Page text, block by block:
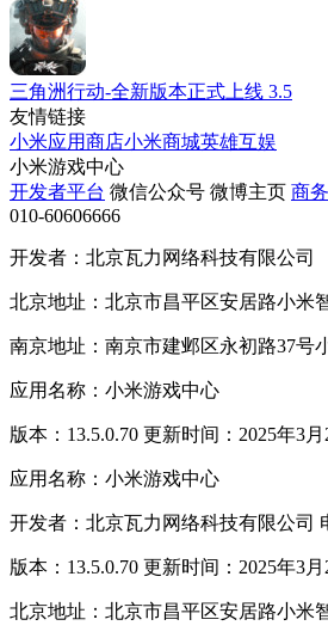
三角洲行动-全新版本正式上线 3.5
友情链接
小米应用商店小米商城英雄互娱
小米游戏中心
开发者平台 微信公众号 微博主页 商
010-60606666
开发者：北京瓦力网络科技有限公司
北京地址：北京市昌平区安居路小米
南京地址：南京市建邺区永初路37号
应用名称：小米游戏中心
版本：13.5.0.70 更新时间：2025年3月
应用名称：小米游戏中心
开发者：北京瓦力网络科技有限公司
版本：13.5.0.70 更新时间：2025年3月
北京地址：北京市昌平区安居路小米